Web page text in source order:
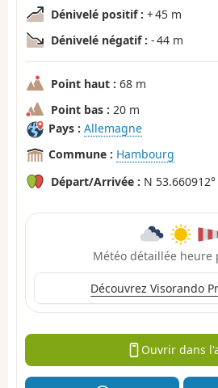
Dénivelé positif : + 45 m
Dénivelé négatif : - 44 m
Point haut : 68 m
Point bas : 20 m
Pays : Allemagne
Commune : Hambourg
Départ/Arrivée : N
Météo détaillée heure
Découvrez Visorando
Ouvrir dans